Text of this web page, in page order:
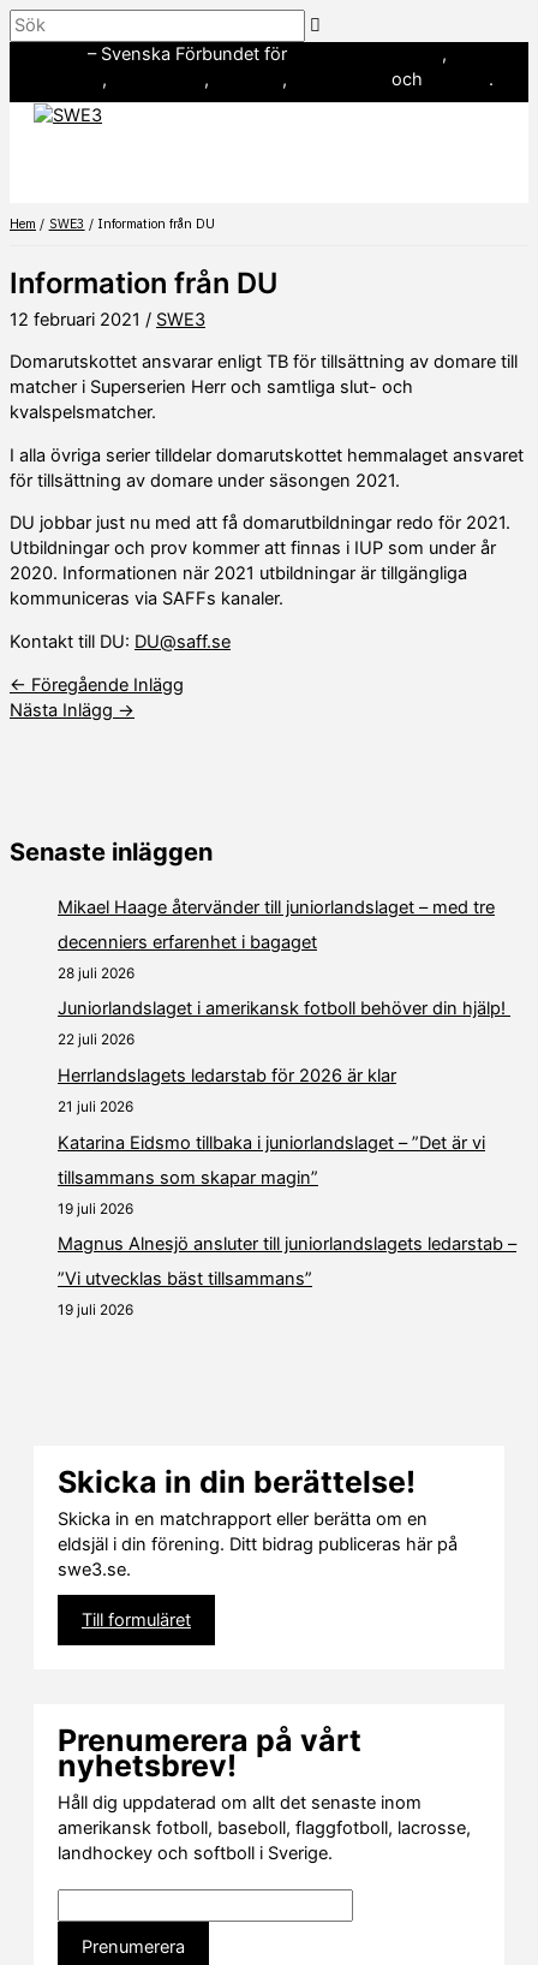
Hoppa
till
Sök
– Svenska Förbundet för
,
, , , och .
Hem SWE3 Information från DU
Information från DU
12 februari 2021 / SWE3
Domarutskottet ansvarar enligt TB för tillsättning av domare till
matcher i Superserien Herr och samtliga slut- och
kvalspelsmatcher.
I alla övriga serier tilldelar domarutskottet hemmalaget ansvaret
för tillsättning av domare under säsongen 2021.
DU jobbar just nu med att få domarutbildningar redo för 2021.
Utbildningar och prov kommer att finnas i IUP som under år
2020. Informationen när 2021 utbildningar är tillgängliga
kommuniceras via SAFFs kanaler.
Kontakt till DU: DU@saff.se
← Föregående Inlägg
Nästa Inlägg →
Senaste inläggen
Mikael Haage återvänder till juniorlandslaget – med tre
decenniers erfarenhet i bagaget
28 juli 2026
Juniorlandslaget i amerikansk fotboll behöver din hjälp!
22 juli 2026
Herrlandslagets ledarstab för 2026 är klar
21 juli 2026
Katarina Eidsmo tillbaka i juniorlandslaget – ”Det är vi
tillsammans som skapar magin”
19 juli 2026
Magnus Alnesjö ansluter till juniorlandslagets ledarstab –
”Vi utvecklas bäst tillsammans”
19 juli 2026
Skicka in din berättelse!
Skicka in en matchrapport eller berätta om en
eldsjäl i din förening. Ditt bidrag publiceras här på
swe3.se.
Till formuläret
Prenumerera på vårt
nyhetsbrev!
Håll dig uppdaterad om allt det senaste inom
amerikansk fotboll, baseboll, flaggfotboll, lacrosse,
landhockey och softboll i Sverige.